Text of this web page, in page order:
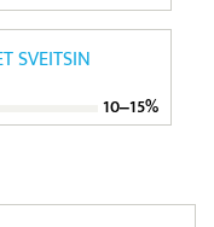
SVEITSIN
10‒15%